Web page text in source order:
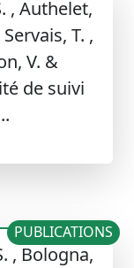
, Authelet,
T. ,
V. &
de suivi
, Bologna,
PUBLICATIONS